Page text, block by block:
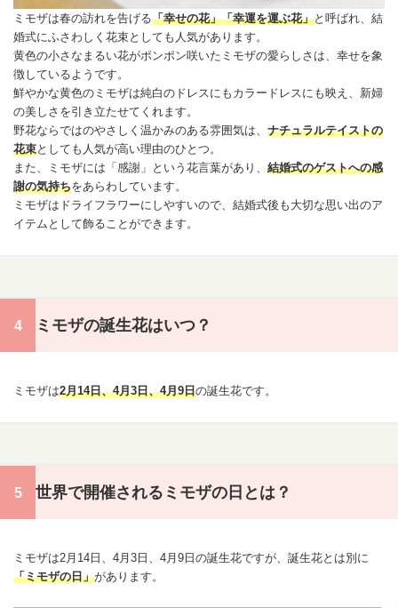
ミモザは春の訪れを告げる「幸せの花」「幸運を運ぶ花」と呼ばれ、結
婚式にふさわしく花束としても人気があります。
黄色の小さなまるい花がポンポン咲いたミモザの愛らしさは、 幸せを象
徴しているようです。
鮮やかな黄色のミモザは純白のドレスにもカラードレスにも映え、新婦
の美しさを引き立たせてくれます。
野花ならではのやさしく温かみのある雰囲気は、 ナチュラルテイストの
花束としても人気が高い理由のひとつ。
また、ミモザには「感謝」という花言葉があり、 結婚式のゲストへの感
謝の気持ちをあらわしています。
ミモザはドライフラワーにしやすいので、結婚式後も大切な思い出のア
イテムとして飾ることができます。
ミモザの誕生花はいつ？
ミモザは2月14日、4月3日、4月9日の誕生花です。
世界で開催されるミモザの日とは？
ミモザは2月14日 、 4月3日 、4月9日の誕生花ですが、誕生花とは別に
「ミモザの日」があります。